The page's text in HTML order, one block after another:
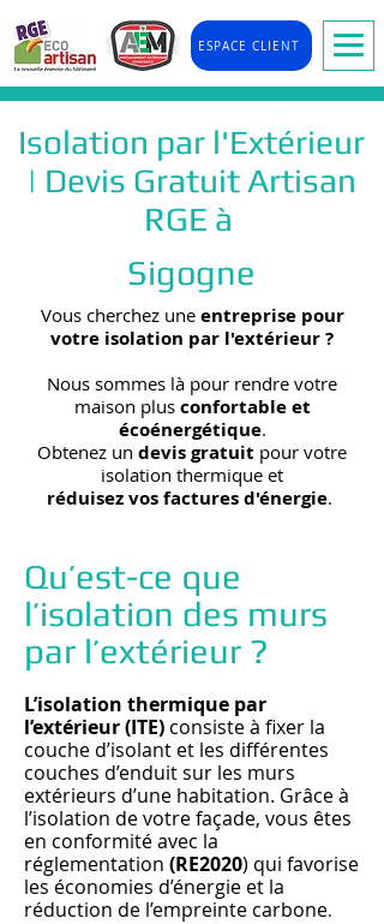
ESPACE CLIENT
Isolation par l'Extérieur
| Devis Gratuit Artisan
RGE à
Sigogne
Vous cherchez une entreprise pour
votre isolation par l'extérieur?
Nous sommes là pour rendre votre
maison plus confortable et
écoénergétique.
Obtenez un devis gratuit pour votre
isolation thermique et
réduisez vos factures d'énergie.
Qu’est-ce que
l’isolation des murs
par l’extérieur ?
L’isolation thermique par
l’extérieur (ITE) consiste à fixer la
couche d’isolant et les différentes
couches d’enduit sur les murs
extérieurs d’une habitation. Grâce à
l’isolation de votre façade, vous êtes
en conformité avec la
réglementation (RE2020) qui favorise
les économies d’énergie et la
réduction de l’empreinte carbone.